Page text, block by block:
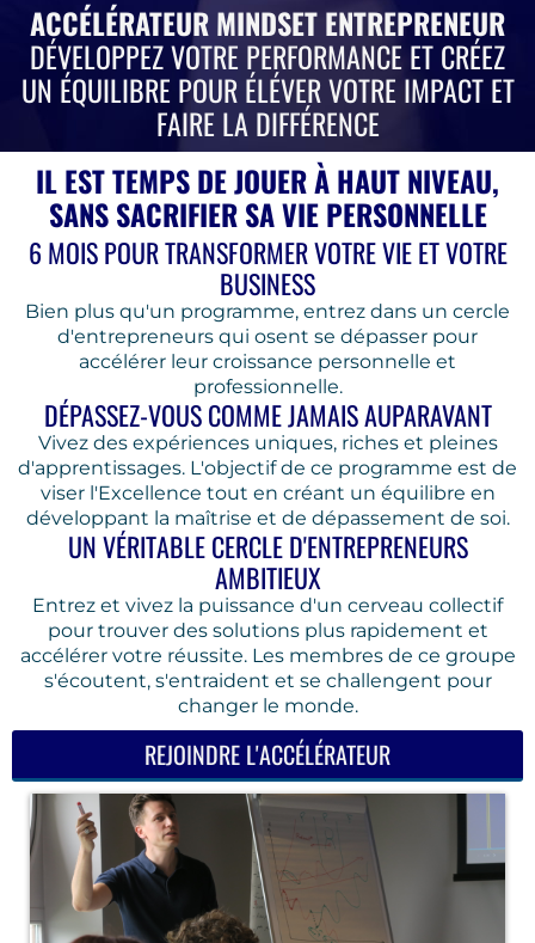
ACCÉLÉRATEUR MINDSET ENTREPRENEUR
DÉVELOPPEZ VOTRE PERFORMANCE ET CRÉEZ
UN ÉQUILIBRE POUR ÉLÉVER VOTRE IMPACT ET
FAIRE LA DIFFÉRENCE
IL EST TEMPS DE JOUER À HAUT NIVEAU,
SANS SACRIFIER SA VIE PERSONNELLE
6 MOIS POUR TRANSFORMER VOTRE VIE ET VOTRE
BUSINESS
Bien plus qu'un programme, entrez dans un cercle
d'entrepreneurs qui osent se dépasser pour
accélérer leur croissance personnelle et
professionnelle.
DÉPASSEZ-VOUS COMME JAMAIS AUPARAVANT
Vivez des expériences uniques, riches et pleines
d'apprentissages. L'objectif de ce programme est de
viser l'Excellence tout en créant un équilibre en
développant la maîtrise et de dépassement de soi.
UN VÉRITABLE CERCLE D'ENTREPRENEURS
AMBITIEUX
Entrez et vivez la puissance d'un cerveau collectif
pour trouver des solutions plus rapidement et
accélérer votre réussite. Les membres de ce groupe
s'écoutent, s'entraident et se challengent pour
changer le monde.
REJOINDRE L'ACCÉLÉRATEUR